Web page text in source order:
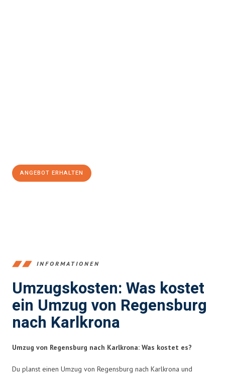
ANGEBOT ERHALTEN
INFORMATIONEN
Umzugskosten: Was kostet
ein Umzug von Regensburg
nach Karlkrona
Umzug von Regensburg nach Karlkrona: Was kostet es?
Du planst einen Umzug von Regensburg nach Karlkrona und